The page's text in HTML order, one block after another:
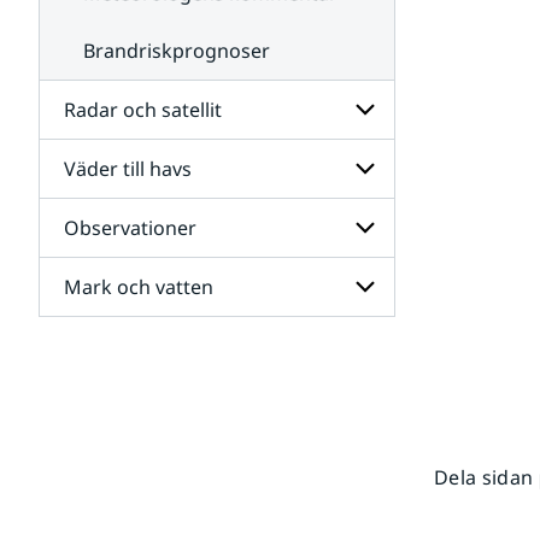
Brandriskprognoser
Radar och satellit
Undersidor
för
Radar
och
satellit
Väder till havs
Undersidor
för
Väder
till
havs
Observationer
Undersidor
för
Mark och vatten
Dela sidan